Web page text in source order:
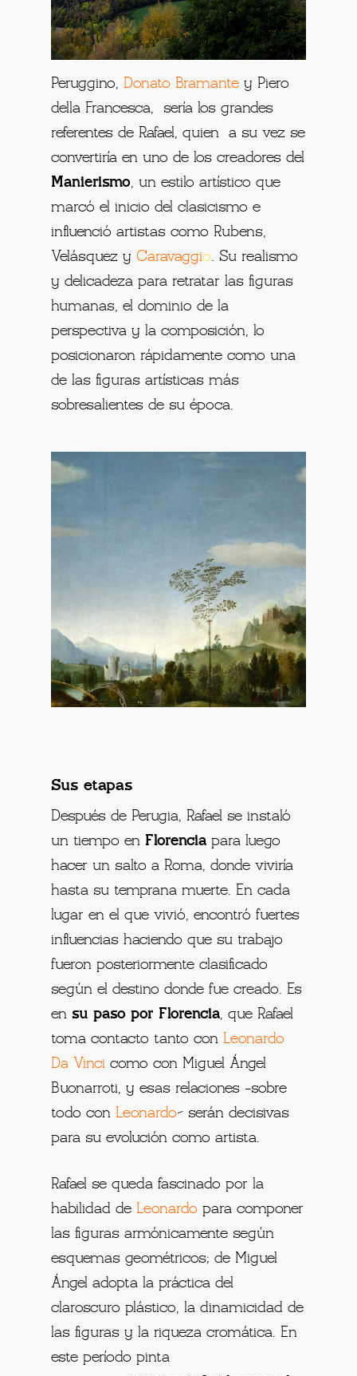
Peruggino, Donato Bramante y Piero
della Francesca, sería los grandes
referentes de Rafael, quien a su vez se
convertiría en unode los creadores del
Manierismo, un estilo artístico que
marcó el inicio del clasicismo e
influenció artistas como Rubens,
Velásquez yCaravaggio. Su realismo
y delicadeza para retratar las figuras
humanas, el dominio de la
perspectiva y la composición, lo
posicionaron rápidamente como una
de las figuras artísticas más
sobresalientes de su época.
Sus etapas
Después de Perugia, Rafael se instaló
un tiempo en Florencia para luego
hacer un salto a Roma, donde viviría
hasta su temprana muerte. En cada
lugar en el que vivió, encontró fuertes
influencias haciendo que su trabajo
fueron posteriormente clasificado
según el destino donde fue creado. Es
en su paso por Florencia, que Rafael
toma contacto tanto con Leonardo
Da Vinci como con Miguel Ángel
Buonarroti, y esas relaciones -sobre
todo con Leonardo– serán decisivas
para su evolución como artista.
Rafael se queda fascinado por la
habilidad de Leonardo para componer
las figuras armónicamente según
esquemas geométricos; de Miguel
Ángel adopta la práctica del
claroscuro plástico, la dinamicidad de
las figuras y la riqueza cromática. En
este período pinta